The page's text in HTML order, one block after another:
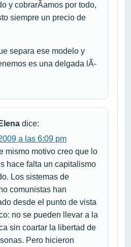
y cobrarÃ­amos por todo,
siempre un precio de
separa ese modelo y
es una delgada lÃ­
Elena dice:
a las 6:09 pm
mismo motivo creo que lo
hace falta un capitalismo
Los sistemas de
comunistas han
desde el punto de vista
no se pueden llevar a la
sin coartar la libertad de
Pero hicieron